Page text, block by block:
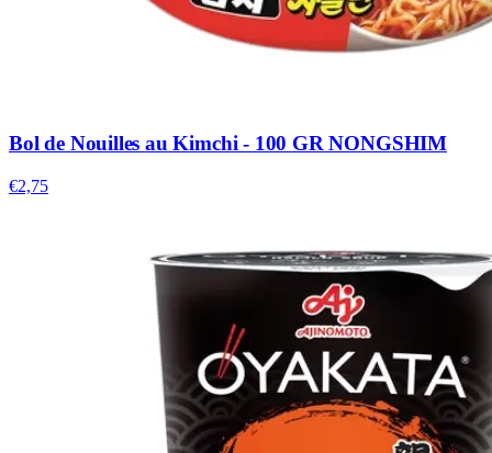
Bol de Nouilles au Kimchi - 100 GR NONGSHIM
€2,75